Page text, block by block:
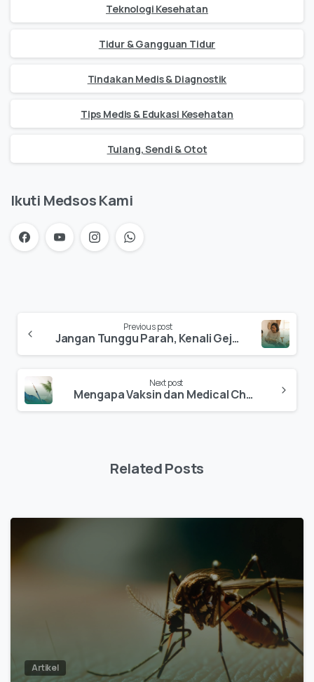
Teknologi Kesehatan
Tidur & Gangguan Tidur
Tindakan Medis & Diagnostik
Tips Medis & Edukasi Kesehatan
Tulang, Sendi & Otot
Ikuti Medsos Kami
Previous post
Jangan Tunggu Parah, Kenali Gejala Campak dari Awal
Next post
Mengapa Vaksin dan Medical Check Up Penting Sebelum Haji
Related Posts
Artikel